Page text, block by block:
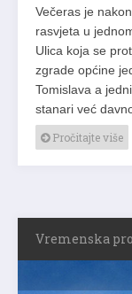
Večeras je
rasvjeta u
Ulica koja se
zgrade općine
Tomislava a
stanari već
Pročitajte više
Vremenska